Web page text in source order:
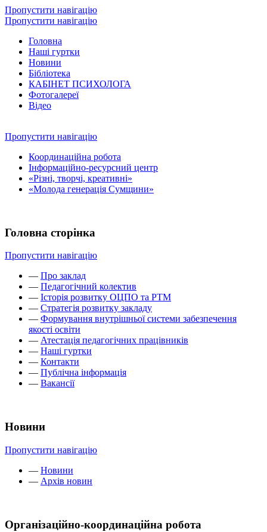
Пропустити навігацію
Пропустити навігацію
Головна
Наші гуртки
Новини
Бібліотека
КАБІНЕТ ПСИХОЛОГА
Фотогалереї
Відео
Пропустити навігацію
Координаційна робота
Інформаційно-ресурсний центр
«Різні, творчі, креативні»
«Молода генерація Сумщини»
Головна сторінка
Пропустити навігацію
— Про заклад
— Педагогічний колектив
— Історія розвитку ОЦПО та РТМ
— Стратегія розвитку закладу
— Формування внутрішньої системи забезпечення
якості освіти
— Атестація педагогічних працівників
— Наші гуртки
— Контакти
— Публічна інформація
— Вакансії
Новини
Пропустити навігацію
— Новини
— Архів новин
Організаційно-координаційна робота